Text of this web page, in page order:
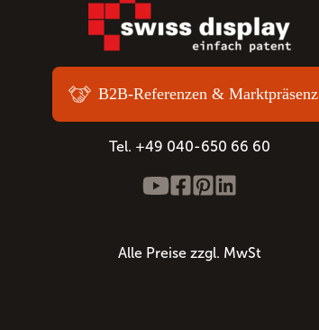
B2B-Referenzen & Marktpräsenz
Tel. +49 040-650 66 60
Alle Preise zzgl. MwSt